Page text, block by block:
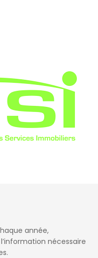
année,
nécessaire